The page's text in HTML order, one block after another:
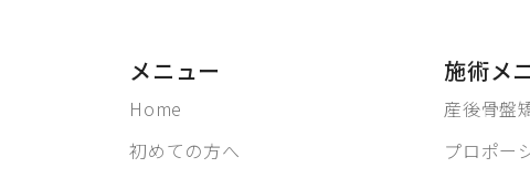
メニュー
Home
初めての方へ
施術メ
産後骨盤
プロポー